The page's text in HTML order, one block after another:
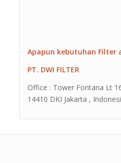
Apapun kebutuhan Filter
PT. DWI FILTER
Office : Tower Fontana Lt
14410 DKI Jakarta ,